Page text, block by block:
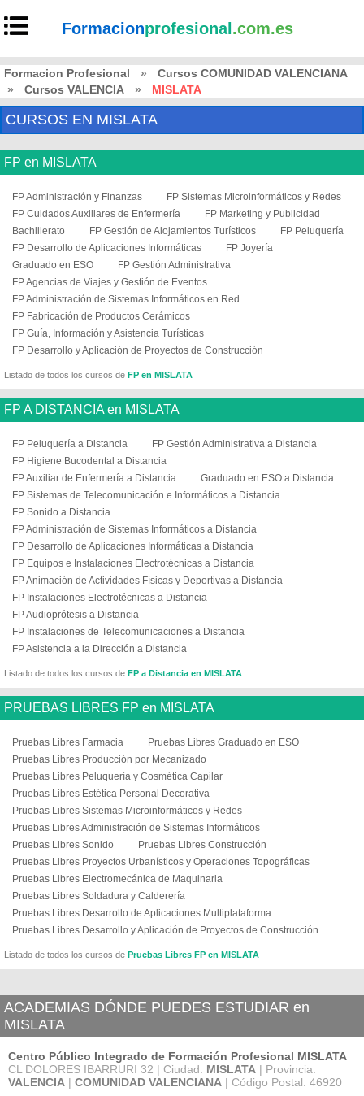
Formacionprofesional .com.es
Formacion Profesional »
Cursos COMUNIDAD VALENCIANA
»
Cursos VALENCIA » MISLATA
CURSOS EN MISLATA
FP en MISLATA
FP Administración y Finanzas
FP Sistemas Microinformáticos y Redes
FP Cuidados Auxiliares de Enfermería
FP Marketing y Publicidad
Bachillerato
FP Gestión de Alojamientos Turísticos
FP Peluquería
FP Desarrollo de Aplicaciones Informáticas
FP Joyería
Graduado en ESO
FP Gestión Administrativa
FP Agencias de Viajes y Gestión de Eventos
FP Administración de Sistemas Informáticos en Red
FP Fabricación de Productos Cerámicos
FP Guía, Información y Asistencia Turísticas
FP Desarrollo y Aplicación de Proyectos de Construcción
Listado de todos los cursos de FP en MISLATA
FP A DISTANCIA en MISLATA
FP Peluquería a Distancia
FP Gestión Administrativa a Distancia
FP Higiene Bucodental a Distancia
FP Auxiliar de Enfermería a Distancia
Graduado en ESO a Distancia
FP Sistemas de Telecomunicación e Informáticos a Distancia
FP Sonido a Distancia
FP Administración de Sistemas Informáticos a Distancia
FP Desarrollo de Aplicaciones Informáticas a Distancia
FP Equipos e Instalaciones Electrotécnicas a Distancia
FP Animación de Actividades Físicas y Deportivas a Distancia
FP Instalaciones Electrotécnicas a Distancia
FP Audioprótesis a Distancia
FP Instalaciones de Telecomunicaciones a Distancia
FP Asistencia a la Dirección a Distancia
Listado de todos los cursos de FP a Distancia en MISLATA
PRUEBAS LIBRES FP en MISLATA
Pruebas Libres Farmacia
Pruebas Libres Graduado en ESO
Pruebas Libres Producción por Mecanizado
Pruebas Libres Peluquería y Cosmética Capilar
Pruebas Libres Estética Personal Decorativa
Pruebas Libres Sistemas Microinformáticos y Redes
Pruebas Libres Administración de Sistemas Informáticos
Pruebas Libres Sonido
Pruebas Libres Construcción
Pruebas Libres Proyectos Urbanísticos y Operaciones Topográficas
Pruebas Libres Electromecánica de Maquinaria
Pruebas Libres Soldadura y Calderería
Pruebas Libres Desarrollo de Aplicaciones Multiplataforma
Pruebas Libres Desarrollo y Aplicación de Proyectos de Construcción
Listado de todos los cursos de Pruebas Libres FP en MISLATA
ACADEMIAS DÓNDE PUEDES ESTUDIAR en
MISLATA
Centro Público Integrado de Formación Profesional MISLATA
CL DOLORES IBARRURI 32 | Ciudad: MISLATA | Provincia:
VALENCIA | COMUNIDAD VALENCIANA | Código Postal: 46920